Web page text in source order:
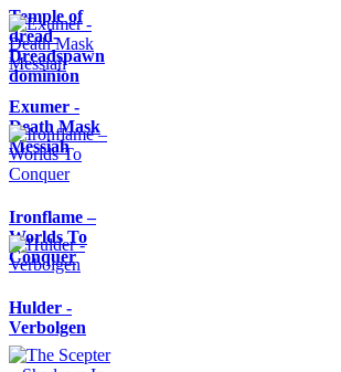
Temple of
dread-
Dreadspawn
dominion
Exumer -
Death Mask
Messiah
Ironflame –
Worlds To
Conquer
Hulder -
Verbolgen